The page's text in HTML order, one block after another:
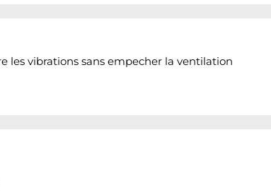
les vibrations sans empecher la ventilation